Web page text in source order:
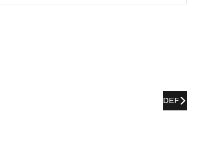
DEF